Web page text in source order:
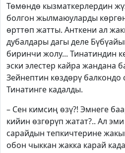
Төмөндө кызматкерлердин
болгон жылмаюуларды
өрттөп жатты. Анткени ал
дубалдары дагы деле
биринчи жолу... Тинатиндин
эски элестер кайра жандана
Зейнептин көздөрү балкондо
Тинатинге кадалды.
– Сен кимсиң өзү?! Эмнеге
кийин өзгөрүп жатат?.. Ал
сарайдын тепкичтерине
обон чыккан жакка карай